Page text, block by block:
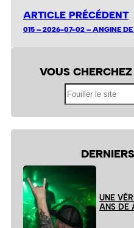
ARTICLE PRÉCÉDENT
015 – 2026-07-02 – ANGINE
VOUS
UNE
ANS DE